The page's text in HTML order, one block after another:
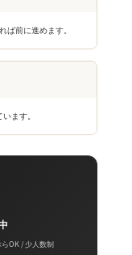
ば前に進めます。
ます。
OK / 少人数制